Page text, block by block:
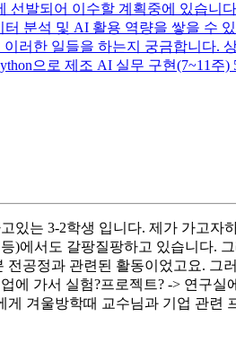
발되어 이수할 계획중에 있습니
분석 및 AI 활용 역량을 쌓을 수
러한 일들을 하는지 궁금합니다.
으로 제조 AI 실무 구현(7~11주
있는 3-2학생 입니다. 제가 가고
)에서도 갈팡질팡하고 있습니다.
공정과 관련된 활동이었고요.
에 가서 실험?프로젝트? -> 연구
겨울방학때 교수님과 기업 관련